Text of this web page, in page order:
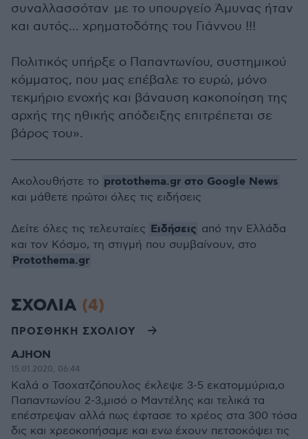
συναλλασσόταν με το υπουργείο Άμυνας ήταν
και αυτός... χρηματοδότης του Γιάννου !!!
Πολιτικός υπήρξε ο Παπαντωνίου, συστημικού
κόμματος, που μας επέβαλε το ευρώ, μόνο
τεκμήριο ενοχής και βάναυση κακοποίηση της
αρχής της ηθικής απόδειξης επιτρέπεται σε
βάρος του».
Ακολουθήστε το protothema.gr στο Google News
και μάθετε πρώτοι όλες τις ειδήσεις
Δείτε όλες τις τελευταίες Ειδήσεις από την Ελλάδα
και τον Κόσμο, τη στιγμή που συμβαίνουν, στο
Protothema.gr
ΣΧΟΛΙΑ (4)
ΠΡΟΣΘΗΚΗ ΣΧΟΛΙΟΥ
AJHON
15.01.2020, 06:44
Καλά ο Τσοχατζόπουλος έκλεψε 3-5 εκατομμύρια,ο
Παπαντωνίου 2-3,μισό ο Μαντέλης και τελικά τα
επέστρεψαν αλλά πως έφτασε το χρέος στα 300 τόσα
δις και χρεοκοπήσαμε και ενω έχουν πετσοκόψει τις